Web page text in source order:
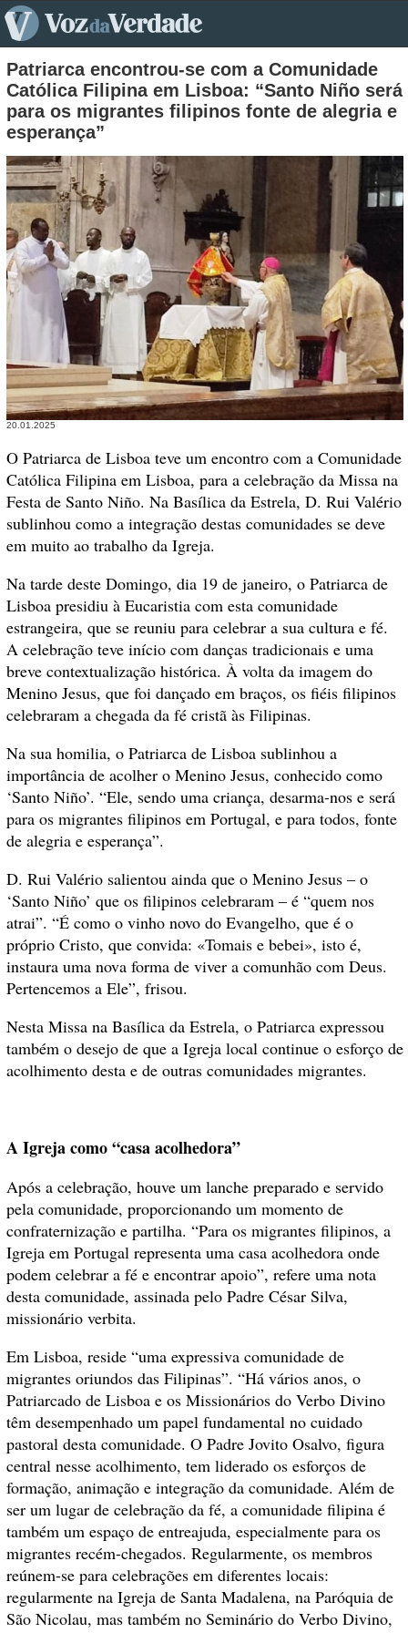
Patriarca encontrou-se com a Comunidade
Católica Filipina em Lisboa: “Santo Niño será
para os migrantes filipinos fonte de alegria e
esperança”
20.01.2025
O Patriarca de Lisboa teve um encontro com a Comunidade
Católica Filipina em Lisboa, para a celebração da Missa na
Festa de Santo Niño. Na Basílica da Estrela, D. Rui Valério
sublinhou como a integração destas comunidades se deve
em muito ao trabalho da Igreja.
Na tarde deste Domingo, dia 19 de janeiro, o Patriarca de
Lisboa presidiu à Eucaristia com esta comunidade
estrangeira, que se reuniu para celebrar a sua cultura e fé.
A celebração teve início com danças tradicionais e uma
breve contextualização histórica. À volta da imagem do
Menino Jesus, que foi dançado em braços, os fiéis filipinos
celebraram a chegada da fé cristã às Filipinas.
Na sua homilia, o Patriarca de Lisboa sublinhou a
importância de acolher o Menino Jesus, conhecido como
‘Santo Niño’. “Ele, sendo uma criança, desarma-nos e será
para os migrantes filipinos em Portugal, e para todos, fonte
de alegria e esperança”.
D. Rui Valério salientou ainda que o Menino Jesus – o
‘Santo Niño’ que os filipinos celebraram – é “quem nos
atrai”. “É como o vinho novo do Evangelho, que é o
próprio Cristo, que convida: «Tomais e bebei», isto é,
instaura uma nova forma de viver a comunhão com Deus.
Pertencemos a Ele”, frisou.
Nesta Missa na Basílica da Estrela, o Patriarca expressou
também o desejo de que a Igreja local continue o esforço de
acolhimento desta e de outras comunidades migrantes.
A Igreja como “casa acolhedora”
Após a celebração, houve um lanche preparado e servido
pela comunidade, proporcionando um momento de
confraternização e partilha. “Para os migrantes filipinos, a
Igreja em Portugal representa uma casa acolhedora onde
podem celebrar a fé e encontrar apoio”, refere uma nota
desta comunidade, assinada pelo Padre César Silva,
missionário verbita.
Em Lisboa, reside “uma expressiva comunidade de
migrantes oriundos das Filipinas”. “Há vários anos, o
Patriarcado de Lisboa e os Missionários do Verbo Divino
têm desempenhado um papel fundamental no cuidado
pastoral desta comunidade. O Padre Jovito Osalvo, figura
central nesse acolhimento, tem liderado os esforços de
formação, animação e integração da comunidade. Além de
ser um lugar de celebração da fé, a comunidade filipina é
também um espaço de entreajuda, especialmente para os
migrantes recém-chegados. Regularmente, os membros
reúnem-se para celebrações em diferentes locais:
regularmente na Igreja de Santa Madalena, na Paróquia de
São Nicolau, mas também no Seminário do Verbo Divino,